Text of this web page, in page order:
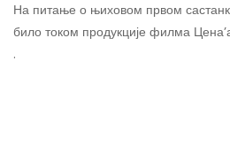
На питање о њиховом првом
било током продукције филма
.